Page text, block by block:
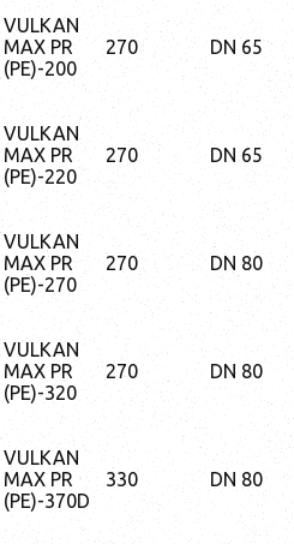
VULKAN
MAX PR
(PE)-200
270 DN 65
VULKAN
MAX PR
(PE)-220
270 DN 65
VULKAN
MAX PR
(PE)-270
270 DN 80
VULKAN
MAX PR
(PE)-320
270 DN 80
VULKAN
MAX PR
(PE)-370D
330 DN 80